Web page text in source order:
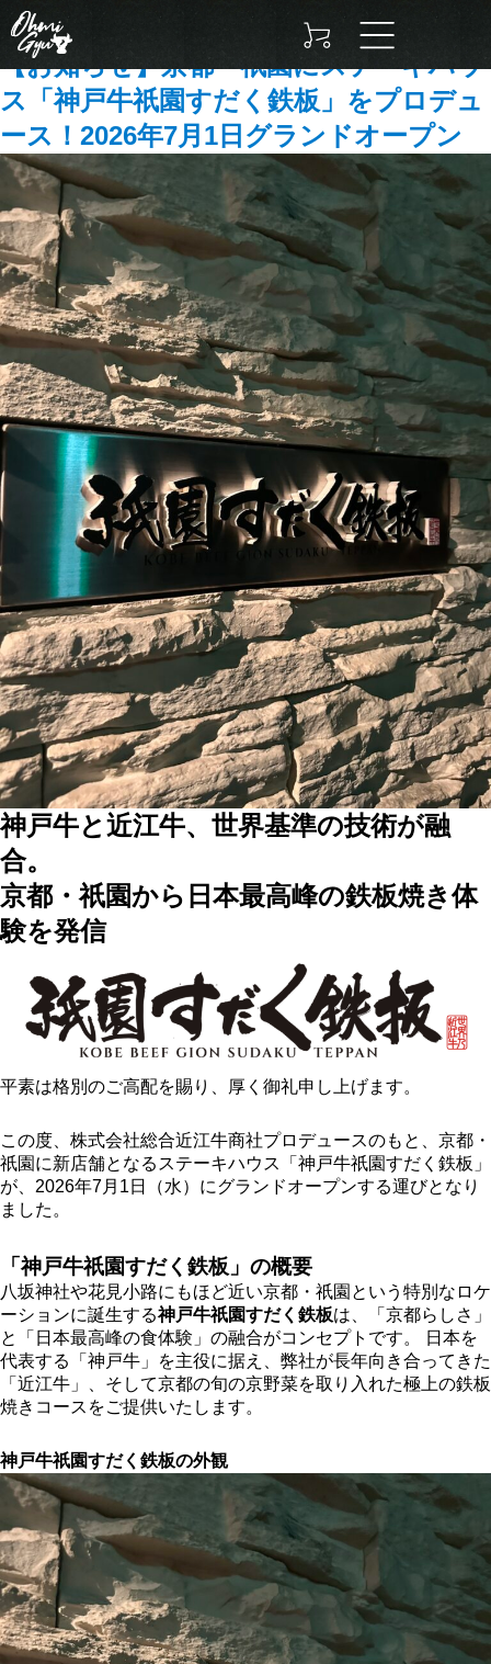
タグ:
【お知らせ】京都・祇園にステーキハウ
ス「神戸牛祇園すだく鉄板」をプロデュ
ース！2026年7月1日グランドオープン
神戸牛と近江牛、世界基準の技術が融
合。
京都・祇園から日本最高峰の鉄板焼き体
験を発信
平素は格別のご高配を賜り、厚く御礼申し上げます。
この度、株式会社総合近江牛商社プロデュースのもと、京都・
祇園に新店舗となるステーキハウス「神戸牛祇園すだく鉄板」
が、2026年7月1日（水）にグランドオープンする運びとなり
ました。
「神戸牛祇園すだく鉄板」の概要
八坂神社や花見小路にもほど近い京都・祇園という特別なロケ
ーションに誕生する神戸牛祇園すだく鉄板は、「京都らしさ」
と「日本最高峰の食体験」の融合がコンセプトです。 日本を
代表する「神戸牛」を主役に据え、弊社が長年向き合ってきた
「近江牛」、そして京都の旬の京野菜を取り入れた極上の鉄板
焼きコースをご提供いたします。
神戸牛祇園すだく鉄板の外観